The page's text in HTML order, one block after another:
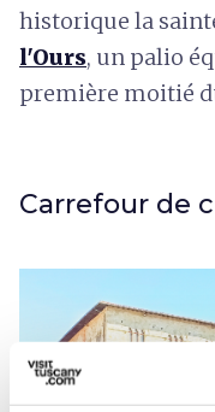
historique la
l'Ours, un palio
première moitié
Carrefour de